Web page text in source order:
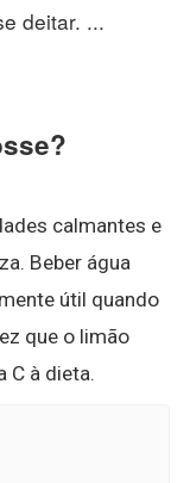
deitar. ...
calmantes e
Beber água
útil quando
que o limão
C à dieta.